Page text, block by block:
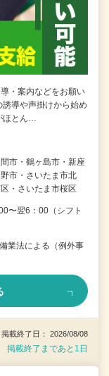
・案内などをお願い
導や声掛けから始め
ほとん…
市・鶴ヶ島市・新座
市・さいたま市北
・さいたま市桜区
〜翌6：00（シフト
業法による（例外事
載終了日： 2026/08/08
掲載終了まであと1日